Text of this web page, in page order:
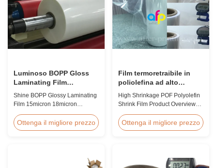
Luminoso BOPP Gloss
Laminating Film
15micron 18micron
20micron 23micron
Shine BOPP Glossy Laminating
Film 15micron 18micron
High Gloss Laminate Plastic
Roll Thickness 15micron to
for BOPP Thermal Lamination
Ottenga il migliore prezzo
Film termoretraibile in
poliolefina ad alto
restringimento 12,5
micron 15 micron 19
High Shrinkage POF Polyolefin
Shrink Film Product Overview
Polyolefin Shrink Film available
in 12.5micron, 15micron,
Polyolefin POF Heat Shrink
Ottenga il migliore prezzo